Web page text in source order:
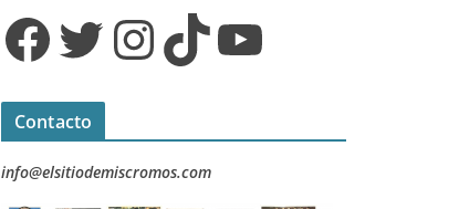
Facebook Twitter InstagramTikTok YouTube
Contacto
info@elsitiodemiscromos.com